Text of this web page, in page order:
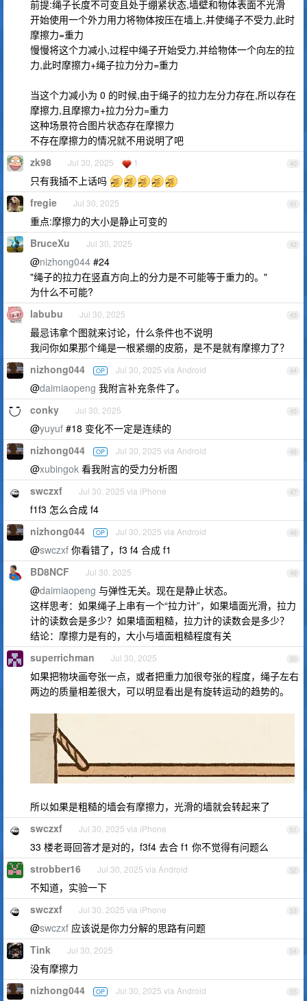
前提:绳子长度不可变且处于绷紧状态,墙壁和物体表面不光滑
开始使用一个外力用力将物体按压在墙上,并使绳子不受力,此时
摩擦力=重力
慢慢将这个力减小,过程中绳子开始受力,并给物体一个向左的拉
力,此时摩擦力+绳子拉力分力=重力
当这个力减小为 0 的时候,由于绳子的拉力左分力存在,所以存在
摩擦力,且摩擦力+拉力分力=重力
这种场景符合图片状态存在摩擦力
不存在摩擦力的情况就不用说明了吧
40
zk98 Jul 30, 2025 1
只有我插不上话吗
41
fregie Jul 30, 2025
重点:摩擦力的大小是静止可变的
42
BruceXu Jul 30, 2025
@nizhong044 #24
"绳子的拉力在竖直方向上的分力是不可能等于重力的。"
为什么不可能?
43
labubu Jul 30, 2025
最忌讳拿个图就来讨论，什么条件也不说明
我问你如果那个绳是一根紧绷的皮筋，是不是就有摩擦力了？
44
nizhong044 OP Jul 30, 2025 via Android
@daimiaopeng 我附言补充条件了。
45
conky Jul 30, 2025
@yuyuf #18 变化不一定是连续的
46
nizhong044 OP Jul 30, 2025 via Android
@xubingok 看我附言的受力分析图
47
swczxf Jul 30, 2025 via iPhone
f1f3 怎么合成 f4
48
nizhong044 OP Jul 30, 2025 via Android
@swczxf 你看错了，f3 f4 合成 f1
49
BD8NCF Jul 30, 2025
@daimiaopeng 与弹性无关。现在是静止状态。
这样思考：如果绳子上串有一个“拉力计”，如果墙面光滑，拉力
计的读数会是多少？如果墙面粗糙，拉力计的读数会是多少？
结论：摩擦力是有的，大小与墙面粗糙程度有关
50
superrichman Jul 30, 2025
如果把物块画夸张一点，或者把重力加很夸张的程度，绳子左右
两边的质量相差很大，可以明显看出是有旋转运动的趋势的。
所以如果是粗糙的墙会有摩擦力，光滑的墙就会转起来了
51
swczxf Jul 30, 2025 via iPhone
33 楼老哥回答才是对的，f3f4 去合 f1 你不觉得有问题么
52
strobber16 Jul 30, 2025 via Android
不知道，实验一下
53
swczxf Jul 30, 2025 via iPhone
@swczxf 应该说是你力分解的思路有问题
54
Tink Jul 30, 2025
没有摩擦力
55
nizhong044 OP Jul 30, 2025 via Android